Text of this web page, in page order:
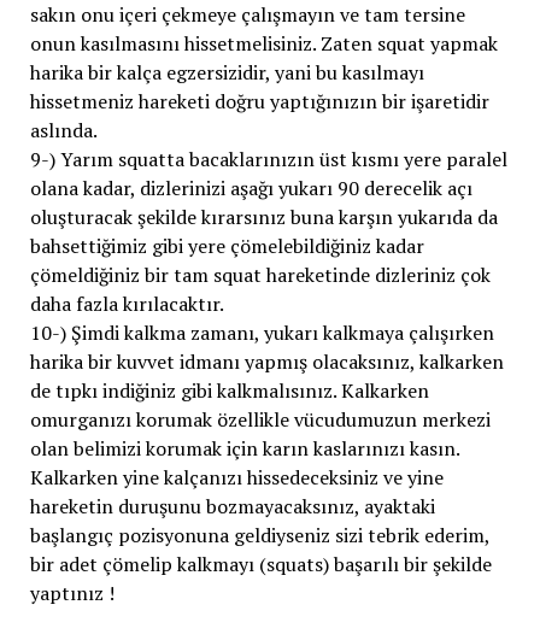
sakın onu içeri çekmeye çalışmayın ve tam tersine
onun kasılmasını hissetmelisiniz. Zaten squat yapmak
harika bir kalça egzersizidir, yani bu kasılmayı
hissetmeniz hareketi doğru yaptığınızın bir işaretidir
aslında.
9-) Yarım squatta bacaklarınızın üst kısmı yere paralel
olana kadar, dizlerinizi aşağı yukarı 90 derecelik açı
oluşturacak şekilde kırarsınız buna karşın yukarıda da
bahsettiğimiz gibi yere çömelebildiğiniz kadar
çömeldiğiniz bir tam squat hareketinde dizleriniz çok
daha fazla kırılacaktır.
10-) Şimdi kalkma zamanı, yukarı kalkmaya çalışırken
harika bir kuvvet idmanı yapmış olacaksınız, kalkarken
de tıpkı indiğiniz gibi kalkmalısınız. Kalkarken
omurganızı korumak özellikle vücudumuzun merkezi
olan belimizi korumak için karın kaslarınızı kasın.
Kalkarken yine kalçanızı hissedeceksiniz ve yine
hareketin duruşunu bozmayacaksınız, ayaktaki
başlangıç pozisyonuna geldiyseniz sizi tebrik ederim,
bir adet çömelip kalkmayı (squats) başarılı bir şekilde
yaptınız !